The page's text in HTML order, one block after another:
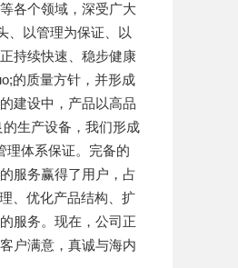
各个领域，深受广大
、以管理为保证、以
持续快速、稳步健康
的质量方针，并形成
建设中，产品以高品
生产设备，我们形成
理体系保证。完备的
服务赢得了用户，占
、优化产品结构、扩
服务。现在，公司正
户满意，真诚与海内